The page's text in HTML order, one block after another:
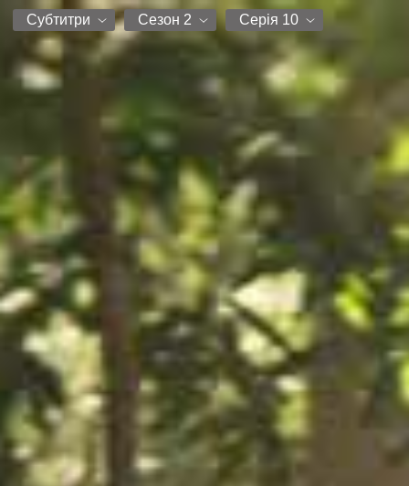
Серія 10
Серія 1
Серія 2
Серія 3
Серія 5
Серія 6
Серія 8
Серія 9
Серія 10
Сезон 2
Сезон 1
Субтитри
DniproFilm
Субтитри